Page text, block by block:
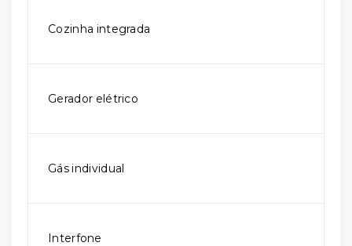
Cozinha integrada
Gerador elétrico
Gás individual
Interfone